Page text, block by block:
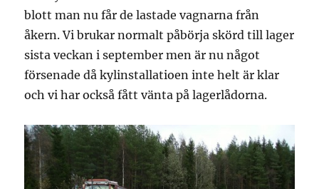
blott man nu får de lastade vagnarna från
åkern. Vi brukar normalt påbörja skörd till lager
sista veckan i september men är nu något
försenade då kylinstallatioen inte helt är klar
och vi har också fått vänta på lagerlådorna.